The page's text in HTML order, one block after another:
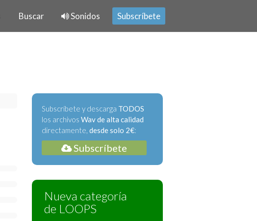
Buscar Sonidos Subscríbete
Subscríbete y descarga TODOS
los archivos Wav de alta calidad
directamente, desde solo 2€:
Subscríbete
Nueva categoría
de LOOPS